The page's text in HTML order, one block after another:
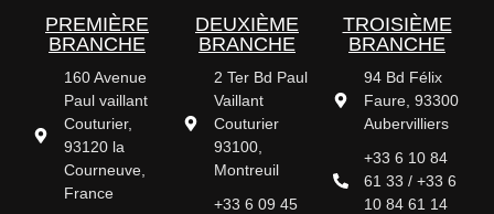
PREMIÈRE
BRANCHE
160 Avenue
Paul vaillant
Couturier,
93120 la
Courneuve,
France
DEUXIÈME
BRANCHE
2 Ter Bd Paul
Vaillant
Couturier
93100,
Montreuil
+33 6 09 45
TROISIÈME
BRANCHE
94 Bd Félix
Faure, 93300
Aubervilliers
+33 6 10 84
61 33 / +33 6
10 84 61 14